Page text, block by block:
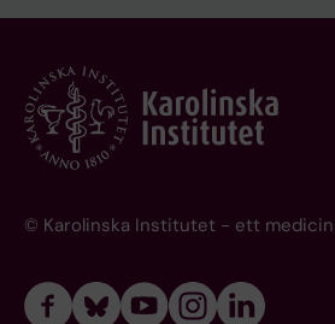
© Karolinska Institutet - ett